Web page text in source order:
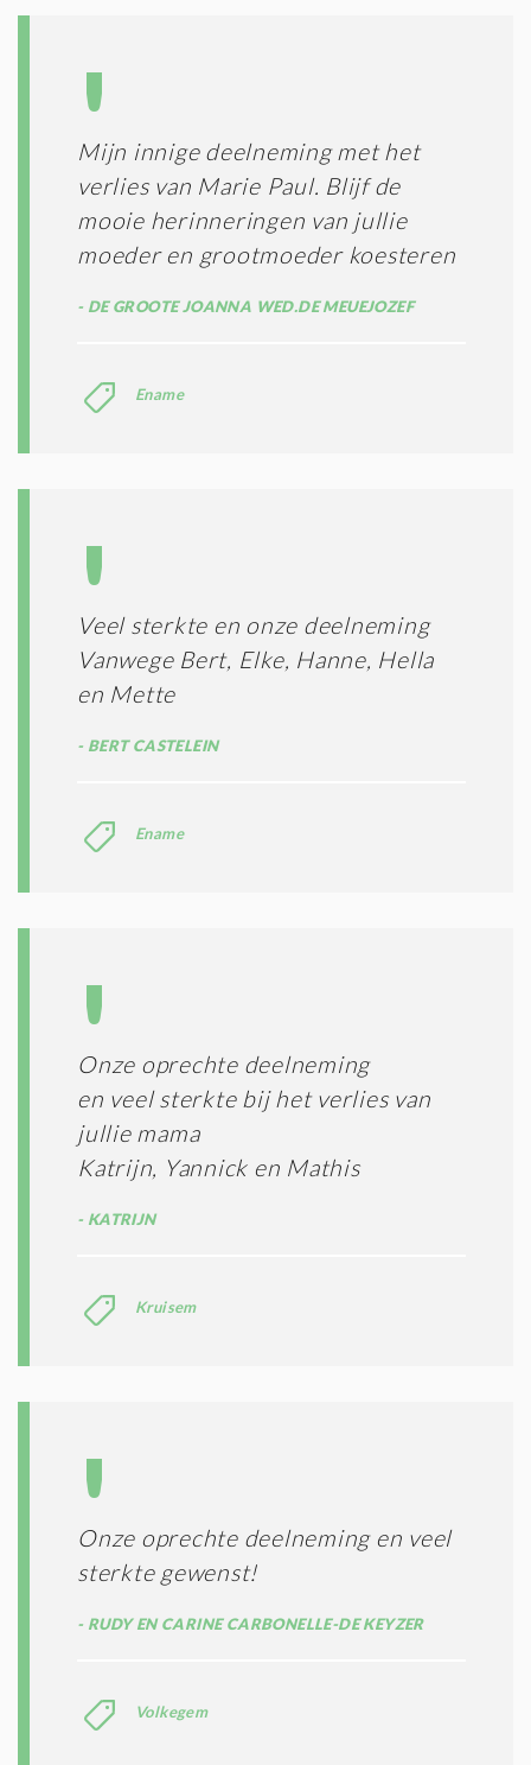
Mijn innige deelneming met het
verlies van Marie Paul. Blijf de
mooie herinneringen van jullie
moeder en grootmoeder koesteren
DE GROOTE JOANNA WED.DE MEUEJOZEF
Ename
Veel sterkte en onze deelneming
Vanwege Bert, Elke, Hanne, Hella
en Mette
BERT CASTELEIN
Ename
Onze oprechte deelneming
en veel sterkte bij het verlies van
jullie mama
Katrijn, Yannick en Mathis
KATRIJN
Kruisem
Onze oprechte deelneming en veel
sterkte gewenst!
RUDY EN CARINE CARBONELLE-DE KEYZER
Volkegem